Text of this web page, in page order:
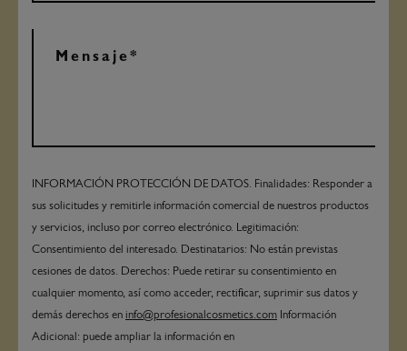
INFORMACIÓN PROTECCIÓN DE DATOS. Finalidades: Responder a
sus solicitudes y remitirle información comercial de nuestros productos
y servicios, incluso por correo electrónico. Legitimación:
Consentimiento del interesado. Destinatarios: No están previstas
cesiones de datos. Derechos: Puede retirar su consentimiento en
cualquier momento, así como acceder, rectificar, suprimir sus datos y
demás derechos en info@profesionalcosmetics.com Información
Adicional: puede ampliar la información en